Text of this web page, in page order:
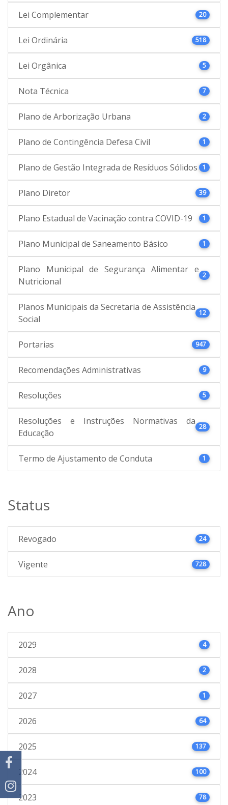
Lei Complementar 20
Lei Ordinária 518
Lei Orgânica 5
Nota Técnica 7
Plano de Arborização Urbana 2
Plano de Contingência Defesa Civil 1
Plano de Gestão Integrada de Resíduos Sólidos 1
Plano Diretor 39
Plano Estadual de Vacinação contra COVID-19 1
Plano Municipal de Saneamento Básico 1
Plano Municipal de Segurança Alimentar e
Nutricional
2
Planos Municipais da Secretaria de Assistência
Social
12
Portarias 947
Recomendações Administrativas 9
Resoluções 5
Resoluções e Instruções Normativas da
Educação
28
Termo de Ajustamento de Conduta 1
Status
Revogado 24
Vigente 728
Ano
2029 4
2028 2
2027 1
2026 64
2025 137
2024 100
2023 78